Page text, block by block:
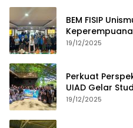
BEM FISIP
dan Budaya
19/12/2025
Perkuat
UIAD Gelar
19/12/2025